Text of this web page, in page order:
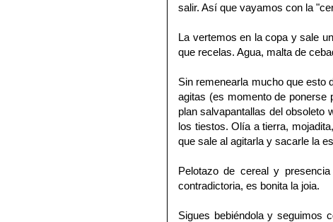
salir. Así que vayamos con la
La vertemos en la copa y sale
que recelas. Agua, malta de
Sin remenearla mucho que esto
agitas (es momento de ponerse
plan salvapantallas del obsoleto
los tiestos. Olía a tierra,
que sale al agitarla y sacarle la
Pelotazo de cereal y
contradictoria, es bonita la joia.
Sigues bebiéndola y seguimos